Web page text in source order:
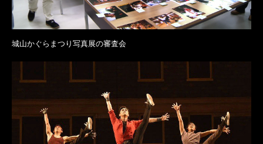
城山かぐらまつり写真展の審査会